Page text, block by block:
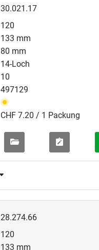
30.021.17
120
133 mm
80 mm
14-Loch
10
497129
CHF 7.20 / 1 Packung
28.274.66
120
133 mm